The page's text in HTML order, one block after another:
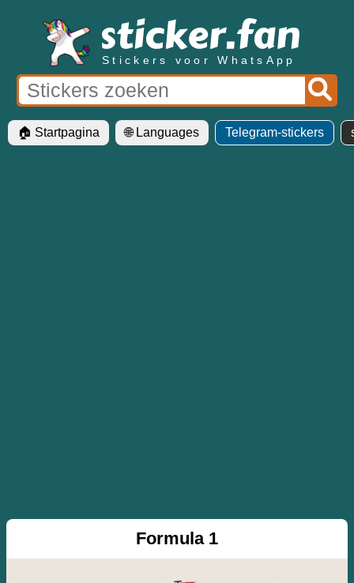
Stickers voor WhatsApp
🏠 Startpagina 🌐 Languages Telegram-stickers
Formula 1